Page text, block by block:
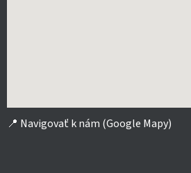
📍 Navigovať k nám (Google Mapy)